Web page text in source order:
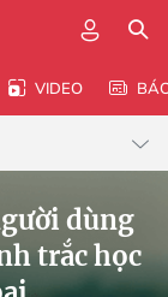
VIDEO
dùng
trắc học